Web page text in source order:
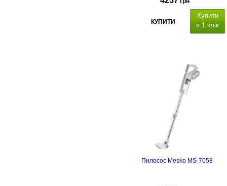
КУПИТИ
Купити
в 1 клік
Пилосос Mesko MS-7058